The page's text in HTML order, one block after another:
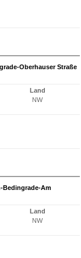
Oberhauser Straße
Land
NW
Bedingrade-Am
Land
NW